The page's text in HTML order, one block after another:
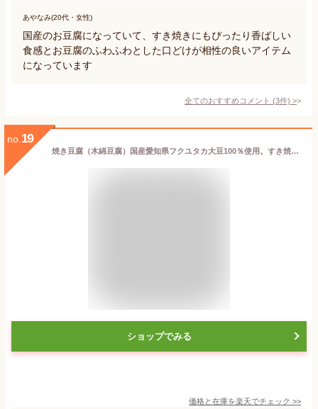
あやなみ(20代・女性)
国産のお豆腐になっていて、すき焼きにもぴったり香ばしい
食感とお豆腐のふわふわとした口どけが相性の良いアイテム
になっています
全てのおすすめコメント (3件) >
no. 19
焼き豆腐（木綿豆腐）国産愛知県フクユタカ大豆100％使用。すき焼き 肉豆腐 豆腐田楽などに
ショップでみる
価格と在庫を楽天でチェック >>